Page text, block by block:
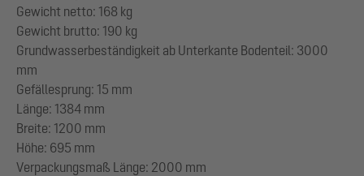
Gewicht netto: 168 kg
Gewicht brutto: 190 kg
Grundwasserbeständigkeit ab Unterkante Bodenteil: 3000
mm
Gefällesprung: 15 mm
Länge: 1384 mm
Breite: 1200 mm
Höhe: 695 mm
Verpackungsmaß Länge: 2000 mm